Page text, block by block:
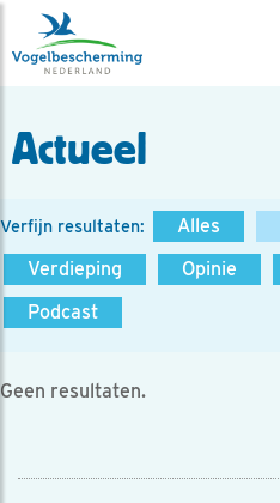
Actueel
Verfijn resultaten: Alles
Verdieping
Opinie
Podcast
Geen resultaten.